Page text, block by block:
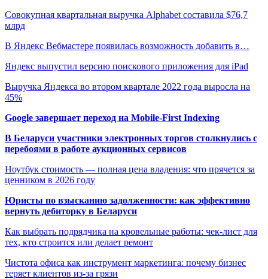
Совокупная квартальная выручка Alphabet составила $76,7
млрд
В Яндекс Вебмастере появилась возможность добавить в…
Яндекс выпустил версию поискового приложения для iPad
Выручка Яндекса во втором квартале 2022 года выросла на
45%
Google завершает переход на Mobile-First Indexing
В Беларуси участники электронных торгов столкнулись с
перебоями в работе аукционных сервисов
Ноутбук стоимость — полная цена владения: что прячется за
ценником в 2026 году
Юристы по взысканию задолженности: как эффективно
вернуть дебиторку в Беларуси
Как выбрать подрядчика на кровельные работы: чек-лист для
тех, кто строится или делает ремонт
Чистота офиса как инструмент маркетинга: почему бизнес
теряет клиентов из-за грязи